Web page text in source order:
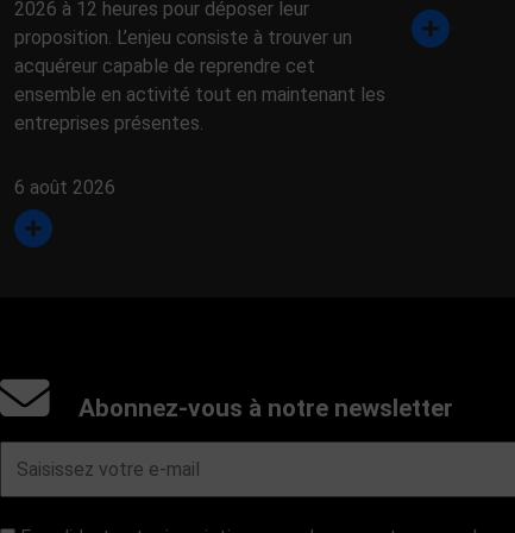
2026 à 12 heures pour déposer leur
proposition. L’enjeu consiste à trouver un
acquéreur capable de reprendre cet
ensemble en activité tout en maintenant les
entreprises présentes.
6 août 2026
Abonnez-vous à notre newsletter